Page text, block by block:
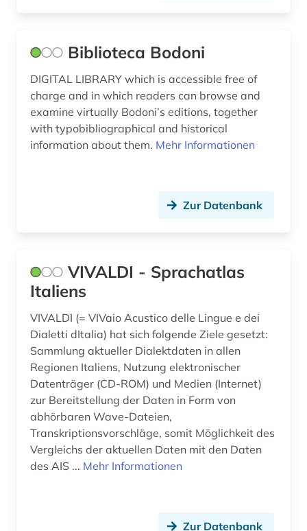
geschlechterforschung (1)
gesellschaft (1)
giambattista (1)
giovanni battista (1)
girolamo (1)
handelsrecht (1)
hispanistik (3)
holzschnitt (1)
humanismus (1)
iberoromanistik (2)
ikonographie (1)
inschrift (2)
Suedamerika (1)
Tschechische Republik (4)
Tuerkei (1)
USA (4)
Biblioteca Bodoni
DIGITAL LIBRARY which is accessible free of
charge and in which readers can browse and
examine virtually Bodoni’s editions, together
with typobibliographical and historical
information about them. Mehr Informationen
Zur Datenbank
VIVALDI - Sprachatlas
Italiens
VIVALDI (= VIVaio Acustico delle Lingue e dei
Dialetti dItalia) hat sich folgende Ziele gesetzt:
Sammlung aktueller Dialektdaten in allen
Regionen Italiens, Nutzung elektronischer
Datenträger (CD-ROM) und Medien (Internet)
zur Bereitstellung der Daten in Form von
abhörbaren Wave-Dateien,
Transkriptionsvorschläge, somit Möglichkeit des
Vergleichs der aktuellen Daten mit den Daten
des AIS ... Mehr Informationen
Zur Datenbank